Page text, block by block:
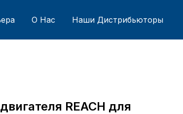
О Нас Наши Дистрибьюторы
REACH для